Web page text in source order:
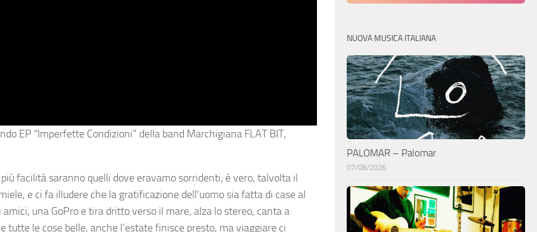
EP “Imperfette Condizioni” della band Marchigiana FLAT BIT,
facilità saranno quelli dove eravamo sorridenti; è vero, talvolta il
e ci fa illudere che la gratificazione dell’uomo sia fatta di case al
una GoPro e tira dritto verso il mare, alza lo stereo, canta a
tutte le cose belle, anche l’estate finisce presto, ma viaggiare ci
NUOVA MUSICA ITALIANA
PALOMAR – Palomar
07/08/2026